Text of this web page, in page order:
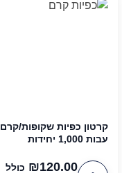
קרטון כפיות שקופות/קרם
עבות 1,000 יחידות
₪120.00 כולל